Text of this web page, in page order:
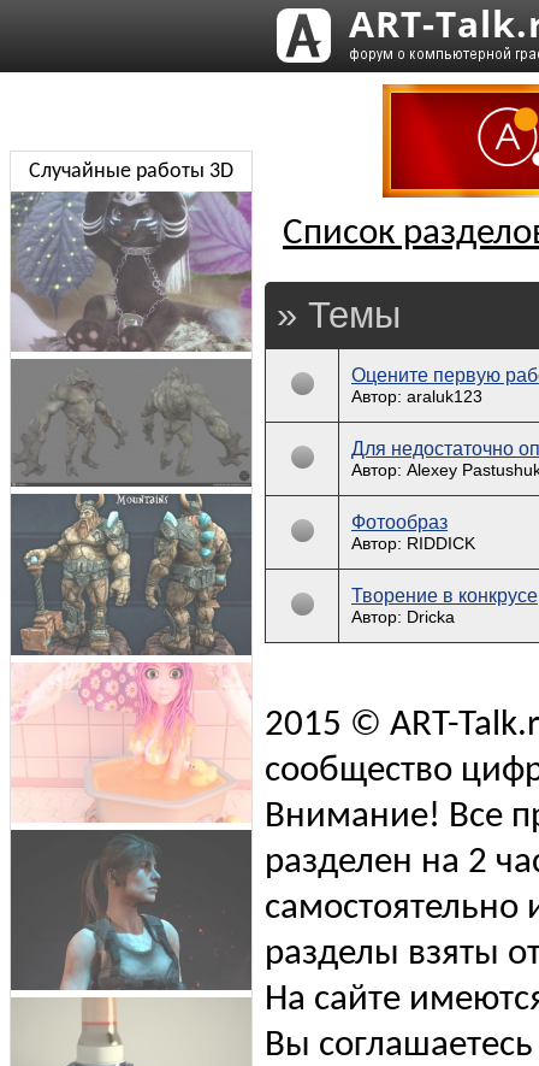
Список
» Темы
Оцените первую
Автор: araluk123
Для недостаточно
Автор: Alexey
Фотообраз
Автор: RIDDICK
Творение в конкрусе
Автор: Dricka
Случайные работы 3D
2015 © ART-
сообщество
Внимание! Все
разделен на 2
самостоятельно
разделы взяты
На сайте
Вы